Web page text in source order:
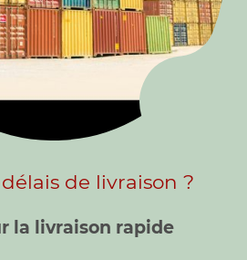
de livraison ?
la livraison rapide